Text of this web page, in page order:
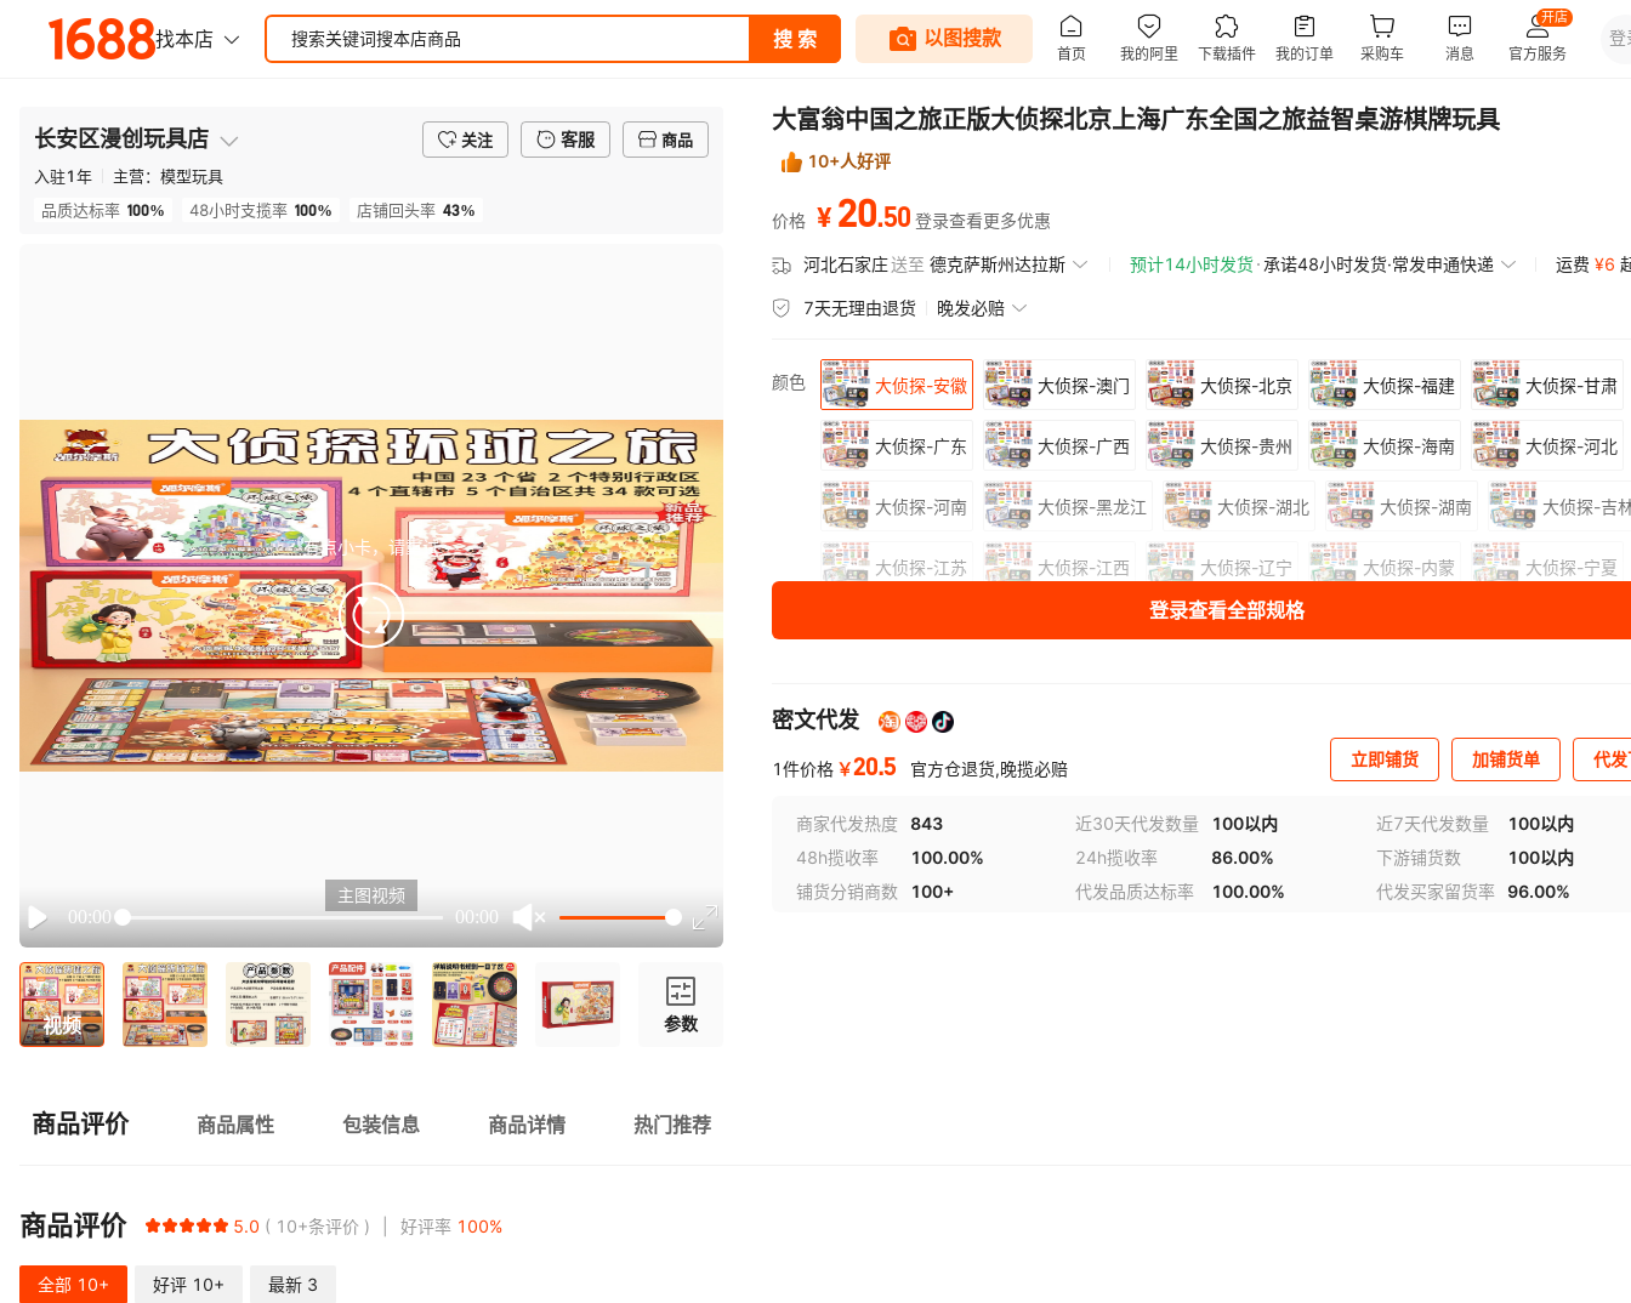
长安区漫创玩具店 关注 客服
商品
入驻1年 主营： 模型玩具
品质达标率 100% 48小时支揽率 100% 店铺回头率 43%
有点小卡，请重试
retry
Play
00:00 00:00
主图视频
视频 参数
大富翁中国之旅正版大侦探北京上海广东全国之旅益智桌游棋牌玩具
10+人好评
价格 ¥ 20.50 登录查看更多优惠
河北石家庄送至 德克萨斯州达拉斯 预计14小时发货 承诺48小时发货·常发申通快递 运费 ¥6
7天无理由退货 晚发必赔
颜色 大侦探-安徽 大侦探-澳门 大侦探-北京 大侦探-福建 大侦探-甘肃
大侦探-广东 大侦探-广西 大侦探-贵州 大侦探-海南 大侦探-河北
大侦探-河南 大侦探-黑龙江 大侦探-湖北 大侦探-湖南 大侦探-吉
大侦探-江苏 大侦探-江西 大侦探-辽宁 大侦探-内蒙 大侦探-宁夏
大侦探-重庆
规格 豪华版 库存
登录查看全部规格
密文代发
1件价格 ￥20.5 官方仓退货,晚揽必赔 立即铺货 加铺货单 代
商家代发热度 843 近30天代发数量 100以内 近7天代发数量
100以内
48h揽收率
100.00% 24h揽收率 86.00% 下游铺货数
100以内
铺货分销商数
100+ 代发品质达标率 100.00% 代发买家留货率 96.00%
商品评价 商品属性 包装信息 商品详情 热门推荐
商品评价 5.0 10+条评价 好评率 100%
全部 10+ 好评 10+ 最新 3